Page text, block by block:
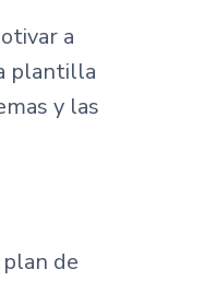
a
plantilla
y las
de